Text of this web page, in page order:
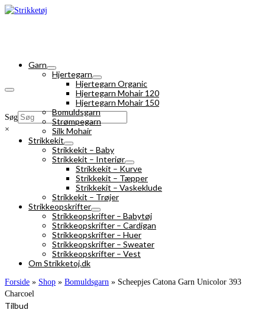
Søg
×
Garn
Hjertegarn
Hjertegarn Organic
Hjertegarn Mohair 120
Hjertegarn Mohair 150
Bomuldsgarn
Strømpegarn
Silk Mohair
Strikkekit
Strikkekit – Baby
Strikkekit – Interiør
Strikkekit – Kurve
Strikkekit – Tæpper
Strikkekit – Vaskeklude
Strikkekit – Trøjer
Strikkeopskrifter
Strikkeopskrifter – Babytøj
Strikkeopskrifter – Cardigan
Strikkeopskrifter – Huer
Strikkeopskrifter – Sweater
Strikkeopskrifter – Vest
Om Strikketoj.dk
Forside » Shop » Bomuldsgarn » Scheepjes Catona Garn Unicolor 393
Charcoel
Tilbud